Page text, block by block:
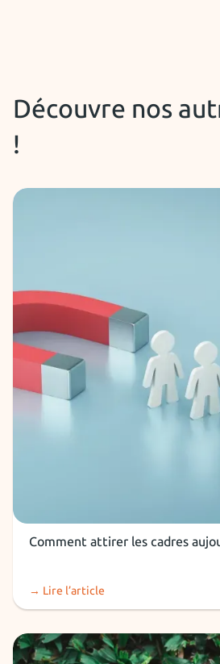
Découvre nos
!
RH et recruteurs
Comment attirer les cadres
→ Lire l’article